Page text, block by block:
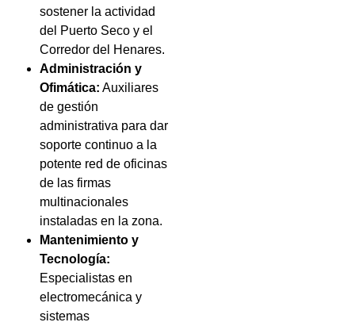
sostener la actividad
del Puerto Seco y el
Corredor del Henares.
Administración y
Ofimática: Auxiliares
de gestión
administrativa para dar
soporte continuo a la
potente red de oficinas
de las firmas
multinacionales
instaladas en la zona.
Mantenimiento y
Tecnología:
Especialistas en
electromecánica y
sistemas